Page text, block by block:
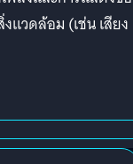
แวดล้อม (เช่น เสียง